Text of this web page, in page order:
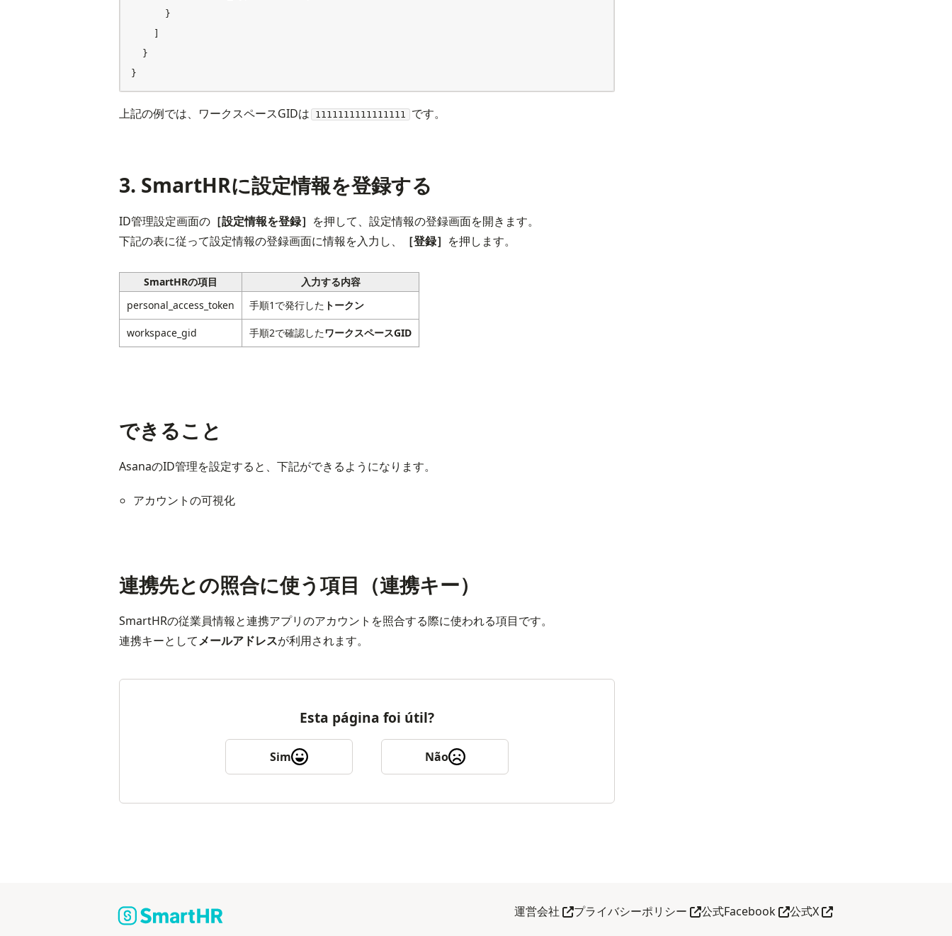
      }
  }
上記の例では、ワークスペースGIDは 1111111111111111 です。
3. SmartHRに設定情報を登録する
ID管理設定画面の ［設定情報を登録］ を押して、設定情報の登録画面を開きます。
下記の表に従って設定情報の登録画面に情報を入力し、
［登録］ を押します。
SmartHRの項目
入力する内容
personal_access_token
手順1で発行した トークン
workspace_gid 手順2で確認したワークスペースGID
できること
AsanaのID管理を設定すると、下記ができるようになります。
アカウントの可視化
連携先との照合に使う項目（連携キー）
SmartHRの従業員情報と連携アプリのアカウントを照合する際に使われる項目です。
連携キーとしてメールアドレスが利用されます。
Esta página foi útil?
Sim Não
運営会社 Abra em outra guia
プライバシーポリシー Abra em outra guia
公式FacebookAbra em outra guia
公式XAbra em outra guia